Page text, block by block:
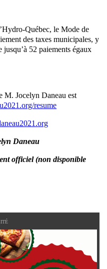
Québec, le Mode de
des taxes municipales, y
52 paiements égaux
M. Jocelyn Daneau est
resume
Daneau
officiel (non disponible